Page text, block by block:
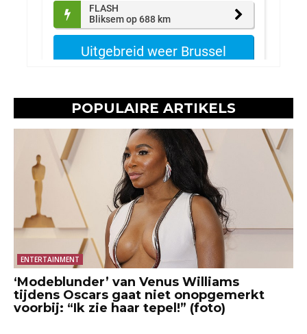
POPULAIRE ARTIKELS
ENTERTAINMENT
‘Modeblunder’ van Venus Williams
tijdens Oscars gaat niet onopgemerkt
voorbij: “Ik zie haar tepel!” (foto)